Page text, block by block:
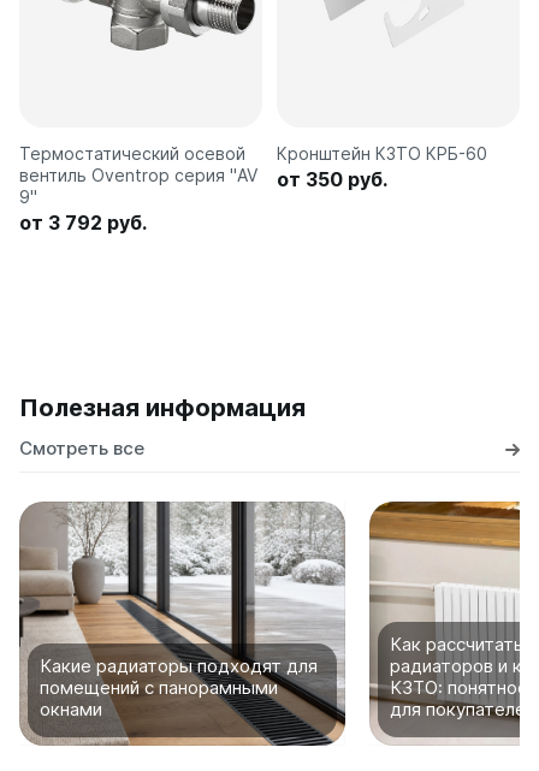
Термостатический осевой
вентиль Oventrop серия "AV
9"
от 3 792 руб.
Кронштейн КЗТО КРБ-60
от 350 руб.
Полезная информация
Смотреть все
Какие радиаторы подходят для
помещений с панорамными
окнами
Как рассчитать
радиаторов и
КЗТО: понятное
для покупателей